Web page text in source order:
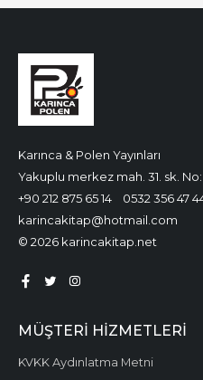
Karınca & Polen Yayınları
Yakuplu merkez mah. 31. sk. No:
+90 212 875 65 14
0532 356 47
karincakitap@hotmail.com
© 2026 karincakitap.net
MÜŞTERI HIZMETLERI
KVKK Aydınlatma Metni